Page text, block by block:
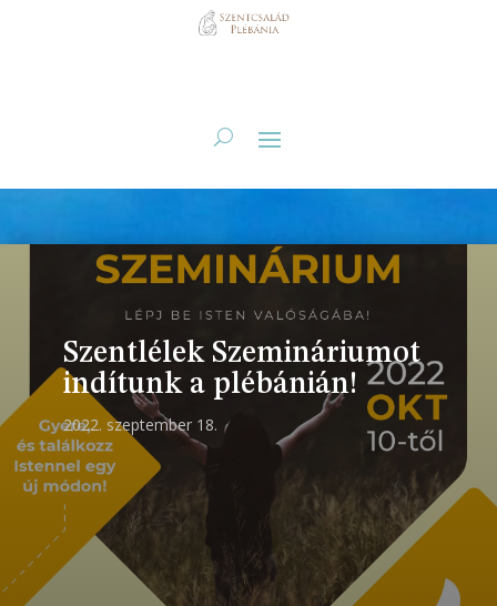
Szentlélek Szemináriumot
indítunk a plébánián!
2022. szeptember 18.